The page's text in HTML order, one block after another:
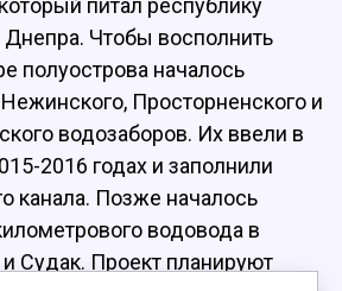
питал республику
Чтобы восполнить
полуострова началось
Просторненского и
водозаборов. Их ввели в
2016 годах и заполнили
канала. Позже началось
водовода в
Судак. Проект планируют